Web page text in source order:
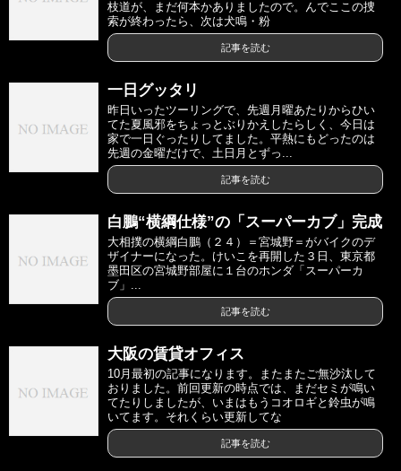
枝道が、まだ何本かありましたので。んでここの捜
索が終わったら、次は犬鳴・粉
記事を読む
一日グッタリ
昨日いったツーリングで、先週月曜あたりからひい
てた夏風邪をちょっとぶりかえしたらしく、今日は
家で一日ぐったりしてました。平熱にもどったのは
先週の金曜だけで、土日月とずっ...
記事を読む
白鵬“横綱仕様”の「スーパーカブ」完成
大相撲の横綱白鵬（２４）＝宮城野＝がバイクのデ
ザイナーになった。けいこを再開した３日、東京都
墨田区の宮城野部屋に１台のホンダ「スーパーカ
ブ」...
記事を読む
大阪の賃貸オフィス
10月最初の記事になります。またまたご無沙汰して
おりました。前回更新の時点では、まだセミが鳴い
てたりしましたが、いまはもうコオロギと鈴虫が鳴
いてます。それくらい更新してな
記事を読む